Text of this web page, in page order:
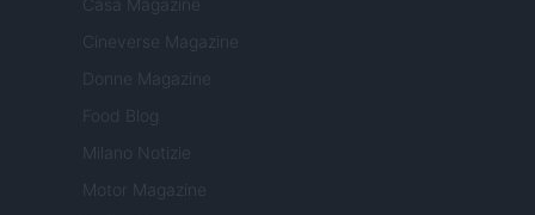
Casa Magazine
Cineverse Magazine
Donne Magazine
Food Blog
Milano Notizie
Motor Magazine